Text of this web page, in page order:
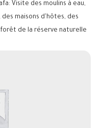
Visite des moulins à eau,
maisons d'hôtes, des
de la réserve naturelle